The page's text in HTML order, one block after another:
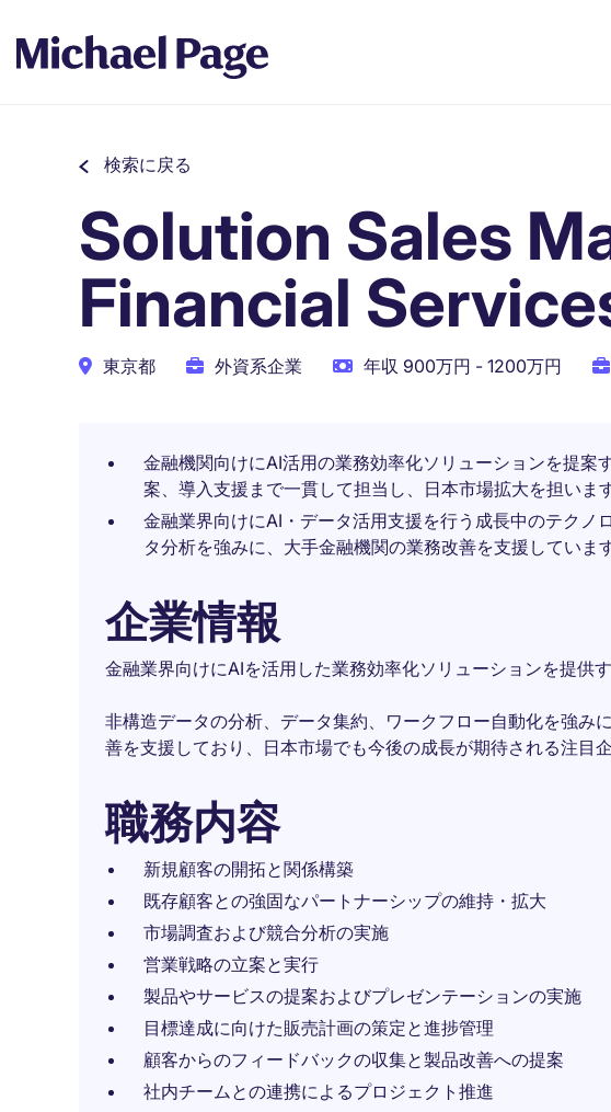
検索に戻る
Solution Sales
Financial
東京都 外資系企業 年収 900万円 - 1200万円
金融機関向けにAI活用の業務効率化ソリューションを提案
案、導入支援まで一貫して担当し、日本市場拡大を担います
金融業界向けにAI・データ活用支援を行う成長中のテクノ
タ分析を強みに、大手金融機関の業務改善を支援しています
企業情報
金融業界向けにAIを活用した業務効率化ソリューションを提供
非構造データの分析、データ集約、ワークフロー自動化を強み
善を支援しており、日本市場でも今後の成長が期待される注目企
職務内容
新規顧客の開拓と関係構築
既存顧客との強固なパートナーシップの維持・拡大
市場調査および競合分析の実施
営業戦略の立案と実行
製品やサービスの提案およびプレゼンテーションの実施
目標達成に向けた販売計画の策定と進捗管理
顧客からのフィードバックの収集と製品改善への提案
社内チームとの連携によるプロジェクト推進